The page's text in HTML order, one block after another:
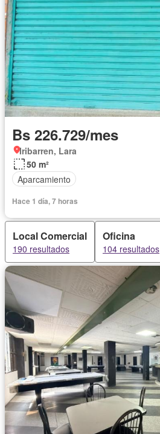
Bs 226.729/mes
Iribarren, Lara
50 m²
Aparcamiento
Hace 1 día, 7 horas
Local Comercial
190 resultados
Oficina
104 resultados